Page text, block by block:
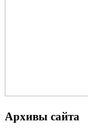
Архивы сайта